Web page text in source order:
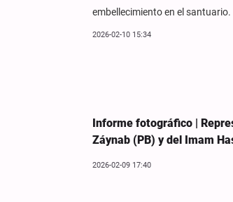
embellecimiento en el santuario.
2026-02-10 15:34
Informe fotográfico |
Záynab (PB) y del Imam
2026-02-09 17:40